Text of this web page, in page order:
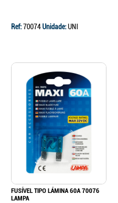
Ref:70074Unidade:UNI
FUSÍVEL TIPO LÁMINA 60A 70076
LAMPA